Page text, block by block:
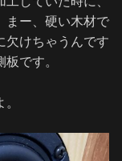
まー、硬い木材で
欠けちゃうんです
です。